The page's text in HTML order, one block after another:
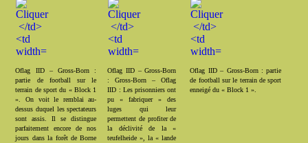
Oflag IID – Gross-Born :
partie de football sur le
terrain de sport du « Block 1
». On voit le remblai au-
dessus duquel les spectateurs
sont assis. Il se distingue
parfaitement encore de nos
jours dans la forêt de Borne
Oflag IID – Gross-Born
: Gross-Born – Oflag
IID : Les prisonniers ont
pu « fabriquer » des
luges qui leur
permettent de profiter de
la déclivité de la «
teufelheide », la « lande
Oflag IID – Gross-Born : partie
de football sur le terrain de sport
enneigé du « Block 1 ».